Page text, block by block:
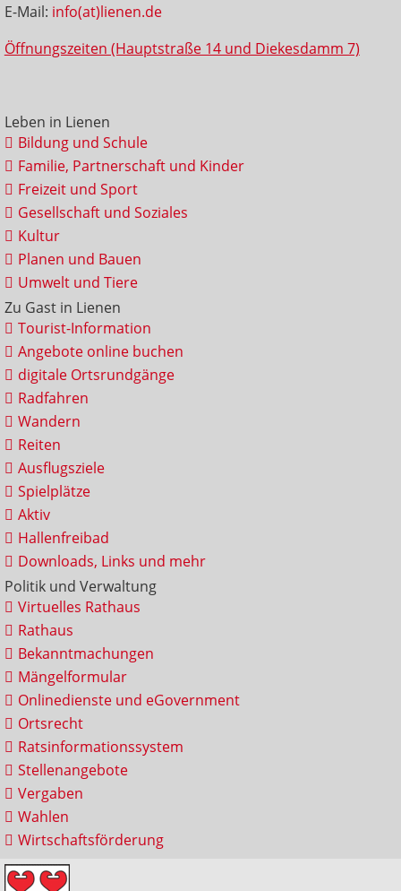
E-Mail: info(at)lienen.de
Öffnungszeiten (Hauptstraße 14 und Diekesdamm 7)
Leben in Lienen
Bildung und Schule
Familie, Partnerschaft und Kinder
Freizeit und Sport
Gesellschaft und Soziales
Kultur
Planen und Bauen
Umwelt und Tiere
Zu Gast in Lienen
Tourist-Information
Angebote online buchen
digitale Ortsrundgänge
Radfahren
Wandern
Reiten
Ausflugsziele
Spielplätze
Aktiv
Hallenfreibad
Downloads, Links und mehr
Politik und Verwaltung
Virtuelles Rathaus
Rathaus
Bekanntmachungen
Mängelformular
Onlinedienste und eGovernment
Ortsrecht
Ratsinformationssystem
Stellenangebote
Vergaben
Wahlen
Wirtschaftsförderung